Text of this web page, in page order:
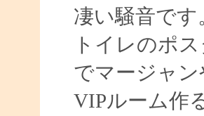
凄い騒音です
トイレのポ
でマージャ
VIPルーム作